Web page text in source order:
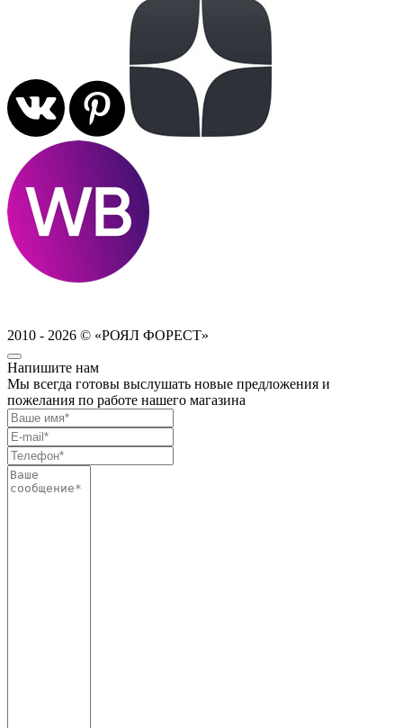
2010 - 2026 © «РОЯЛ ФОРЕСТ»
Напишите нам
Мы всегда готовы выслушать новые предложения и
пожелания по работе нашего магазина